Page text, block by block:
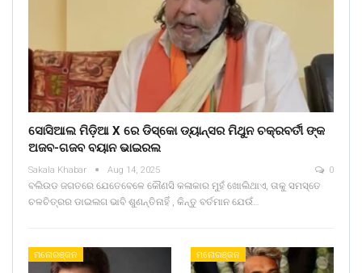
ସୋସିଆଲ ମିଡ଼ିଆ X ରେ ଡିସ୍କୋ ଡ୍ୟାନ୍ସର ମିଥୁନ ଚକ୍ରବର୍ତୀ ଙ୍କ
ଅଜବ-ଗଜବ ବୟାନ ଭାଇରଲ
Sakala Khabar Aug 14, 2025 0
ବଲିଉଡ ଜଗତରେ ଯେତେବେଳେ କୌଣସି କଳାକାର ମୁହଁ ଖୋଲିଥାଏ, ତାକୁ ସମସ୍ତେ
ଚଳଚିତ୍ରର ଡାଇଲଗ ଭାବି ଶୁଣନ୍ତିନାହିଁ , କିନ୍ତୁ ବର୍ତମାନ ଯେଉଁ…
ମନୋରଞ୍ଜନ ମନୋରଞ୍ଜନ